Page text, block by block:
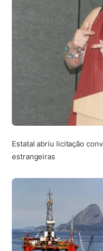
Estatal abriu licitação
estrangeiras